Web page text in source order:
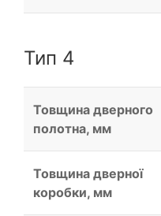
Тип 4
Товщина дверного
полотна, мм
Товщина дверної
коробки, мм